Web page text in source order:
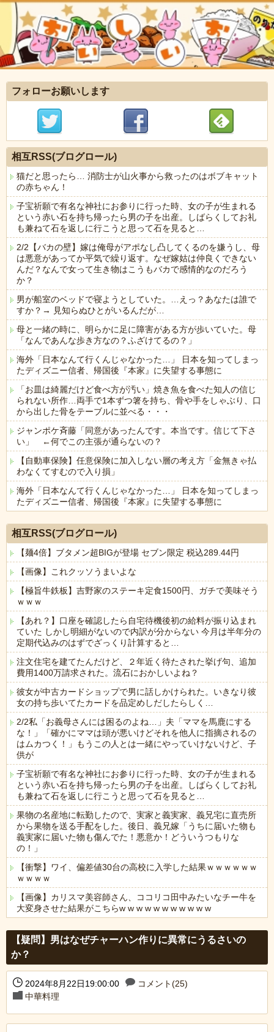
フォローお願いします
相互RSS(ブログロール)
猫だと思ったら… 消防士が山火事から救ったのはボブキャット
の赤ちゃん！
子宝祈願で有名な神社にお参りに行った時、女の子が生まれる
という赤い石を持ち帰ったら男の子を出産。しばらくしてお礼
も兼ねて石を返しに行こうと思って石を見ると…
2/2【バカの壁】嫁は俺母がアポなし凸してくるのを嫌うし、母
は悪意があってか平気で繰り返す。なぜ嫁姑は仲良くできない
んだ？なんで女って生き物はこうもバカで感情的なのだろう
か？
男が船室のベッドで寝ようとしていた。…えっ？あなたは誰で
すか？→ 見知らぬひとがいるんだが…
母と一緒の時に、明らかに足に障害がある方が歩いていた。母
「なんであんな歩き方なの？ふざけてるの？」
海外「日本なんて行くんじゃなかった…」 日本を知ってしまっ
たディズニー信者、帰国後『本家』に失望する事態に
「お皿は綺麗だけど食べ方が汚い」焼き魚を食べた知人の信じ
られない所作…両手で1本ずつ箸を持ち、骨や手をしゃぶり、口
から出した骨をテーブルに並べる・・・
ジャンポケ斉藤「同意があったんです。本当です。信じて下さ
い」 ←何でこの主張が通らないの？
【自動車保険】任意保険に加入しない層の考え方「金無きゃ払
わなくてすむので入り損」
海外「日本なんて行くんじゃなかった…」 日本を知ってしまっ
たディズニー信者、帰国後『本家』に失望する事態に
相互RSS(ブログロール)
【麺4倍】ブタメン超BIGが登場 セブン限定 税込289.44円
【画像】これクッソうまいよな
【極旨牛鉄板】吉野家のステーキ定食1500円、ガチで美味そう
ｗｗｗ
【あれ？】口座を確認したら自宅待機後初の給料が振り込まれ
ていた しかし明細がないので内訳が分からない 今月は半年分の
定期代込みのはずでざっくり計算すると…
注文住宅を建てたんだけど、２年近く待たされた挙げ句、追加
費用1400万請求された。流石におかしいよね？
彼女が中古カードショップで男に話しかけられた。いきなり彼
女の持ち歩いてたカードを品定めしだしたらしく…
2/2私「お義母さんには困るのよね…」夫「ママを馬鹿にする
な！」「確かにママは頭が悪いけどそれを他人に指摘されるの
はムカつく！」もうこの人とは一緒にやっていけないけど、子
供が
子宝祈願で有名な神社にお参りに行った時、女の子が生まれる
という赤い石を持ち帰ったら男の子を出産。しばらくしてお礼
も兼ねて石を返しに行こうと思って石を見ると…
果物の名産地に転勤したので、実家と義実家、義兄宅に直売所
から果物を送る手配をした。後日、義兄嫁「うちに届いた物も
義実家に届いた物も傷んでた！悪意か！どういうつもりな
の！」
【衝撃】ワイ、偏差値30台の高校に入学した結果ｗｗｗｗｗｗ
ｗｗｗｗ
【画像】カリスマ美容師さん、ココリコ田中みたいなチー牛を
大変身させた結果がこちらw w w w w w w w w w w
【疑問】男はなぜチャーハン作りに異常にうるさいの
か？
2024年8月22日19:00:00
コメント(25)
中華料理